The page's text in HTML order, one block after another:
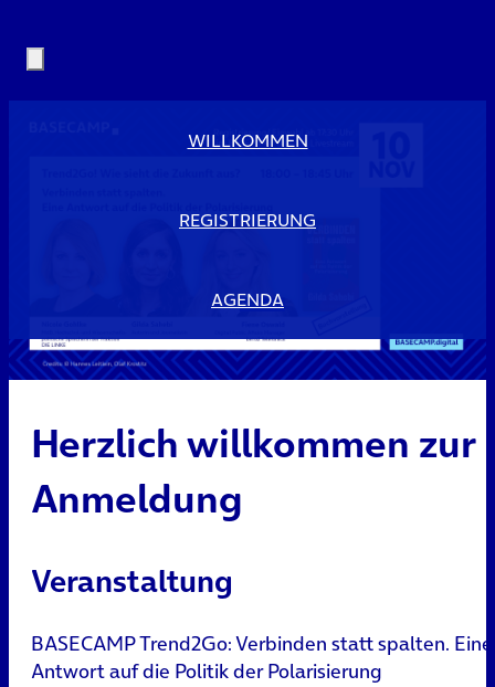
WILLKOMMEN
REGISTRIERUNG
AGENDA
Herzlich willkommen zur
Anmeldung
Veranstaltung
BASECAMP Trend2Go: Verbinden statt spalten. Eine
Antwort auf die Politik der Polarisierung